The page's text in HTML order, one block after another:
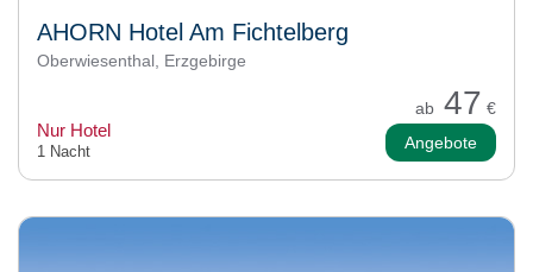
AHORN Hotel Am Fichtelberg
Oberwiesenthal, Erzgebirge
ab 47 €
Nur Hotel
1 Nacht Angebote